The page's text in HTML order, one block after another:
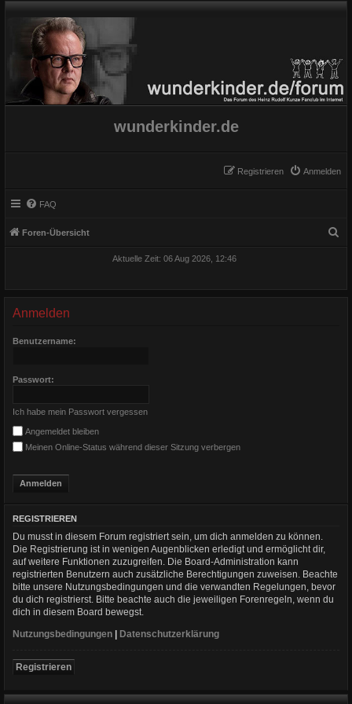
wunderkinder.de
Anmelden
Registrieren
FAQ
Foren-Übersicht
Aktuelle Zeit: 06 Aug 2026, 12:46
Anmelden
Benutzername:
Passwort:
Ich habe mein Passwort vergessen
Angemeldet bleiben
Meinen Online-Status während dieser Sitzung verbergen
REGISTRIEREN
Du musst in diesem Forum registriert sein, um dich anmelden zu können.
Die Registrierung ist in wenigen Augenblicken erledigt und ermöglicht dir,
auf weitere Funktionen zuzugreifen. Die Board-Administration kann
registrierten Benutzern auch zusätzliche Berechtigungen zuweisen. Beachte
bitte unsere Nutzungsbedingungen und die verwandten Regelungen, bevor
du dich registrierst. Bitte beachte auch die jeweiligen Forenregeln, wenn du
dich in diesem Board bewegst.
Nutzungsbedingungen
Datenschutzerklärung
Registrieren